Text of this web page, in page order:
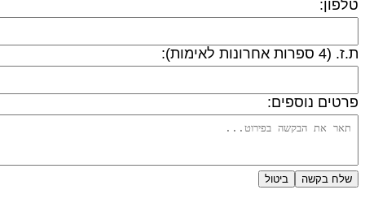
ספרות אחרונות לאימות):
נוספים:
שלח בקשה ביטול